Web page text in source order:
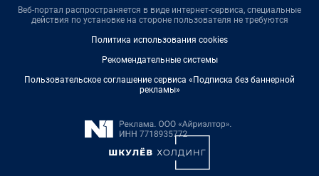
Веб-портал распространяется в виде интернет-сервиса, специальные
действия по установке на стороне пользователя не требуются
Политика использования cookies
Рекомендательные системы
Пользовательское соглашение сервиса «Подписка без баннерной
рекламы»